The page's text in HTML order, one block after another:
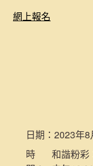
網上報名
日期： 2023年8
時
和諧粉彩